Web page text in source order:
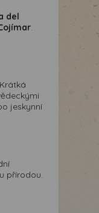
del
.
jeskynní
přírodou.